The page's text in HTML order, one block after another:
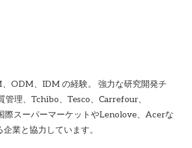
、ODM、IDM の経験。 強力な研究開発チ
管理、Tchibo、Tesco、Carrefour、
際スーパーマーケットやLenolove、Acerな